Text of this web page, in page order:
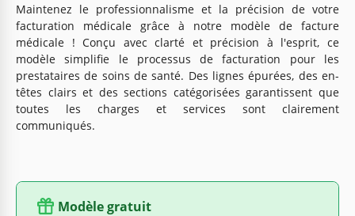
Maintenez le professionnalisme et la précision de votre
facturation médicale grâce à notre modèle de facture
médicale ! Conçu avec clarté et précision à l'esprit, ce
modèle simplifie le processus de facturation pour les
prestataires de soins de santé. Des lignes épurées, des en-
têtes clairs et des sections catégorisées garantissent que
toutes les charges et services sont clairement
communiqués.
Modèle gratuit